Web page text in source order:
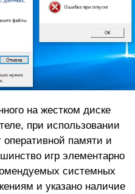
на жестком диске
при использовании
памяти и
игр элементарно
системных
и указано наличие